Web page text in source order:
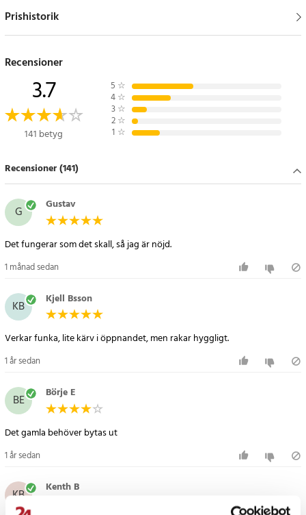
Med regelbundet byte av rakhuvud säkerställer du att din
rakapparat alltid fungerar vid maximal effektivitet. Dessa
högkvalitativa ersättningshuvuden är utformade för att ge en
exceptionell rakning varje gång, med minskad irritation och en
Specifikation
- Kompatibilitet: Philips S7000, SH90, S7310, RQ10, RQ12
- Innehåll: Ersättningsrakhuvud (ej original från Philips)
Prishistorik
Recensioner
3.7
141 betyg
5 ☆
4 ☆
3 ☆
2 ☆
1 ☆
Recensioner (141)
G Gustav
Det fungerar som det skall, så jag är nöjd.
1 månad sedan
KB Kjell Bsson
Verkar funka, lite kärv i öppnandet, men rakar hyggligt.
1 år sedan
BE Börje E
Det gamla behöver bytas ut
1 år sedan
KB Kenth B